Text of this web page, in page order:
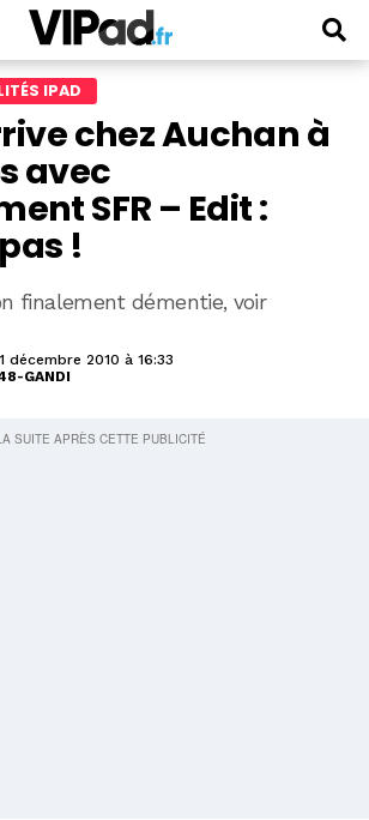
IPAD
chez Auchan à
avec
SFR – Edit :
!
finalement démentie, voir
1 décembre 2010 à 16:33
GANDI